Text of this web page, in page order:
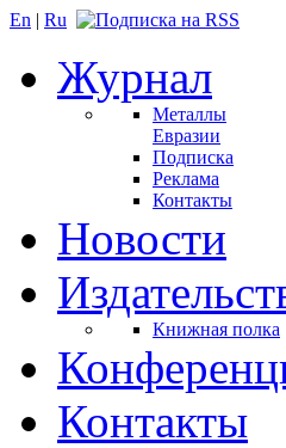
En | Ru
Журнал
Металлы
Евразии
Подписка
Реклама
Контакты
Новости
Книжная полка
Контакты